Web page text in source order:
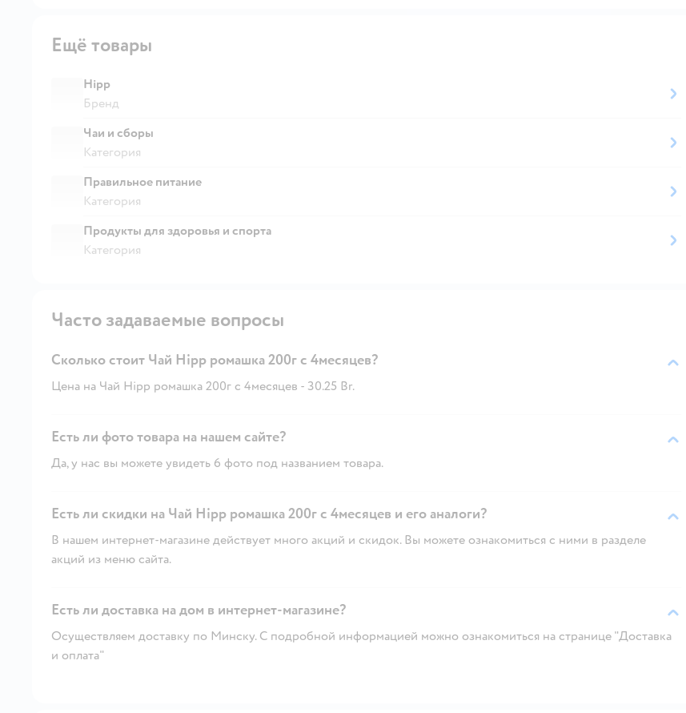
Ещё товары
Hipp
Бренд
Чаи и сборы
Категория
Правильное питание
Категория
Продукты для здоровья и спорта
Категория
Часто задаваемые вопросы
Сколько стоит Чай Hipp ромашка 200г с 4месяцев?
Цена на Чай Hipp ромашка 200г с 4месяцев - 30.25 Br.
Есть ли фото товара на нашем сайте?
Да, у нас вы можете увидеть 6 фото под названием товара.
Есть ли скидки на Чай Hipp ромашка 200г с 4месяцев и его аналоги?
В нашем интернет-магазине действует много акций и скидок. Вы можете ознакомиться с ними в разделе
акций из меню сайта.
Есть ли доставка на дом в интернет-магазине?
Осуществляем доставку по Минску. С подробной информацией можно ознакомиться на странице "Доставка
и оплата"